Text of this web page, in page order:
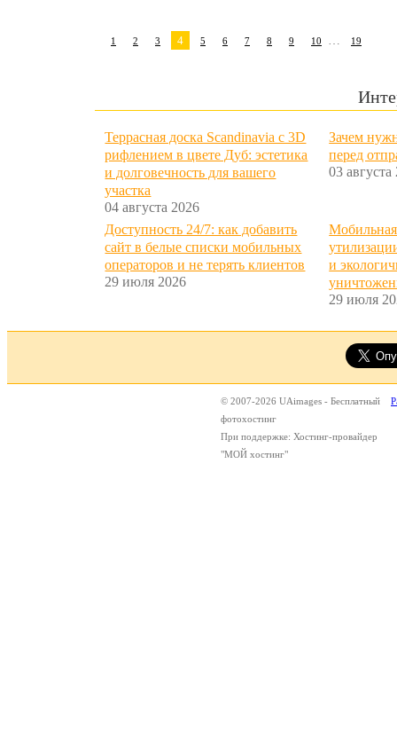
1 2 3 4 5 6 7 8 9 10 … 19
Террасная доска Scandinavia с 3D
рифлением в цвете Дуб: эстетика
и долговечность для вашего
участка
04 августа 2026
Зачем
перед
03 августа
Доступность 24/7: как добавить
сайт в белые списки мобильных
операторов и не терять клиентов
29 июля 2026
Мобильная
и
29 июля
© 2007-2026 UAimages - Бесплатный
фотохостинг
При поддержке: Хостинг-провайдер
"МОЙ хостинг"